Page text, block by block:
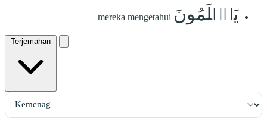
يَعۡلَمُونَ mereka mengetahui
Terjemahan